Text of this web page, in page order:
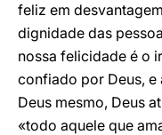
feliz em
dignidade das
nossa felicidade é o
confiado por Deus, e
Deus mesmo, Deus
«todo aquele que